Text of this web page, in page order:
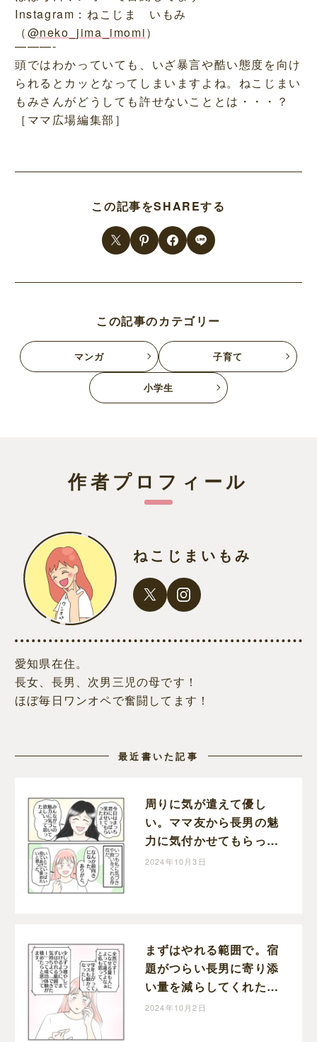
Instagram：ねこじま いもみ
（@neko_jima_imomi）
———-
頭ではわかっていても、いざ暴言や酷い態度を向け
られるとカッとなってしまいますよね。ねこじまい
もみさんがどうしても許せないこととは・・・？
［ママ広場編集部］
この記事をSHAREする
この記事のカテゴリー
マンガ 子育て
小学生
作者プロフィール
ねこじまいもみ
愛知県在住。
長女、長男、次男三児の母です！
ほぼ毎日ワンオペで奮闘してます！
最近書いた記事
周りに気が遣えて優し
い。ママ友から長男の魅
力に気付かせてもらっ
た。学校に行きたくない
2024年10月3日
まずはやれる範囲で。宿
題がつらい長男に寄り添
い量を減らしてくれた先
生。学校に行きたくない
2024年10月2日